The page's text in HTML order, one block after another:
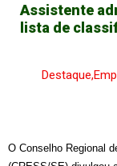
Assistente
lista de
Destaque,
O Conselho Regional